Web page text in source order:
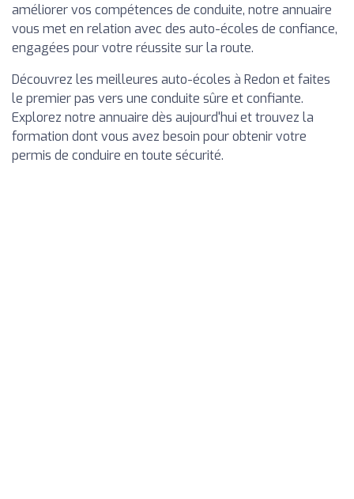
améliorer vos compétences de conduite, notre annuaire
vous met en relation avec des auto-écoles de confiance,
engagées pour votre réussite sur la route.
Découvrez les meilleures auto-écoles à Redon et faites
le premier pas vers une conduite sûre et confiante.
Explorez notre annuaire dès aujourd'hui et trouvez la
formation dont vous avez besoin pour obtenir votre
permis de conduire en toute sécurité.